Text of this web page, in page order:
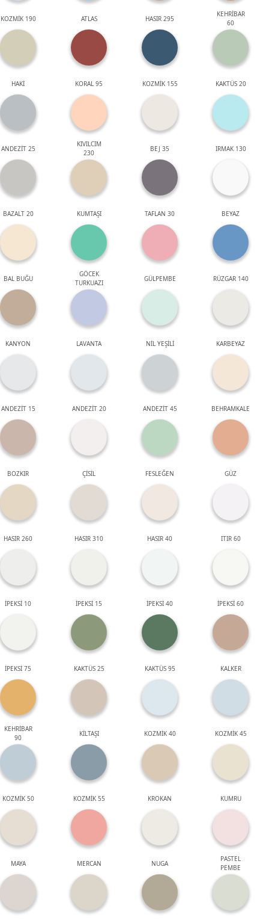
KOZMİK 190 ATLAS HASIR 295
KEHRİBAR
60
HAKİ KORAL 95 KOZMİK 155 KAKTÜS 20
ANDEZİT 25
KIVILCIM
230
BEJ 35 IRMAK 130
BAZALT 20 KUMTAŞI TAFLAN 30 BEYAZ
BAL BUĞU
GÖCEK
TURKUAZI
GÜLPEMBE RÜZGAR 140
KANYON LAVANTA NİL YEŞİLİ KARBEYAZ
ANDEZİT 15 ANDEZİT 20 ANDEZİT 45 BEHRAMKALE
BOZKIR ÇİSİL FESLEĞEN GÜZ
HASIR 260 HASIR 310 HASIR 40 ITIR 60
İPEKSİ 10 İPEKSİ 15 İPEKSİ 40 İPEKSİ 60
İPEKSİ 75 KAKTÜS 25 KAKTÜS 95 KALKER
KEHRİBAR
90
KİLTAŞI KOZMİK 40 KOZMİK 45
KOZMİK 50 KOZMİK 55 KROKAN KUMRU
MAYA MERCAN NUGA
PASTEL
PEMBE